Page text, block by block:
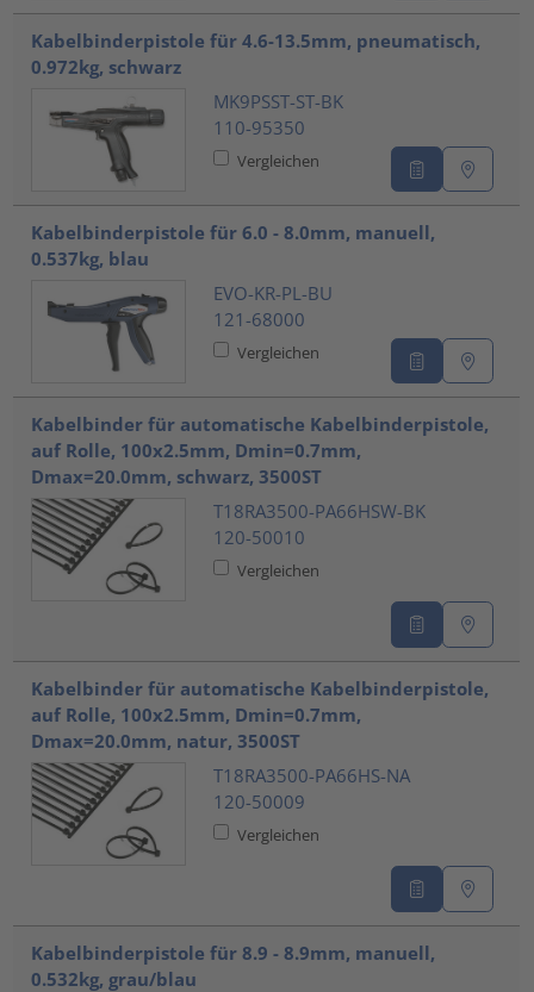
Kabelbinderpistole für 4.6-13.5mm, pneumatisch,
0.972kg, schwarz
MK9PSST-ST-BK
110-95350
Vergleichen
Kabelbinderpistole für 6.0 - 8.0mm, manuell,
0.537kg, blau
EVO-KR-PL-BU
121-68000
Vergleichen
Kabelbinder für automatische Kabelbinderpistole,
auf Rolle, 100x2.5mm, Dmin=0.7mm,
Dmax=20.0mm, schwarz, 3500ST
T18RA3500-PA66HSW-BK
120-50010
Vergleichen
Kabelbinder für automatische Kabelbinderpistole,
auf Rolle, 100x2.5mm, Dmin=0.7mm,
Dmax=20.0mm, natur, 3500ST
T18RA3500-PA66HS-NA
120-50009
Vergleichen
Kabelbinderpistole für 8.9 - 8.9mm, manuell,
0.532kg, grau/blau